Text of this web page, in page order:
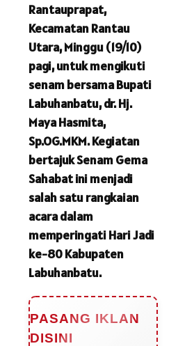
Rantauprapat,
Kecamatan Rantau
Utara, Minggu (19/10)
pagi, untuk mengikuti
senam bersama Bupati
Labuhanbatu, dr. Hj.
Maya Hasmita,
Sp.OG.MKM.Kegiatan
bertajuk Senam Gema
Sahabat ini menjadi
salah satu rangkaian
acara dalam
memperingati Hari Jadi
ke-80 Kabupaten
Labuhanbatu.
PASANG IKLAN
DISINI